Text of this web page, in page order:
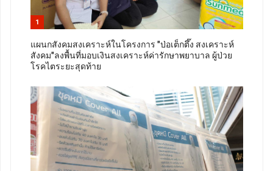
1
แผนกสังคมสงเคราะห์ในโครงการ "ป่อเต็กตึ๊ง สงเคราะห์
สังคม"ลงพื้นที่มอบเงินสงเคราะห์ค่ารักษาพยาบาล ผู้ป่วย
โรคไตระยะสุดท้าย